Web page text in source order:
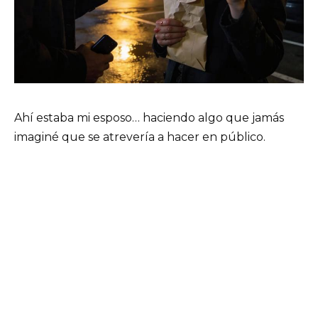
Ahí estaba mi esposo… haciendo algo que jamás
imaginé que se atrevería a hacer en público.